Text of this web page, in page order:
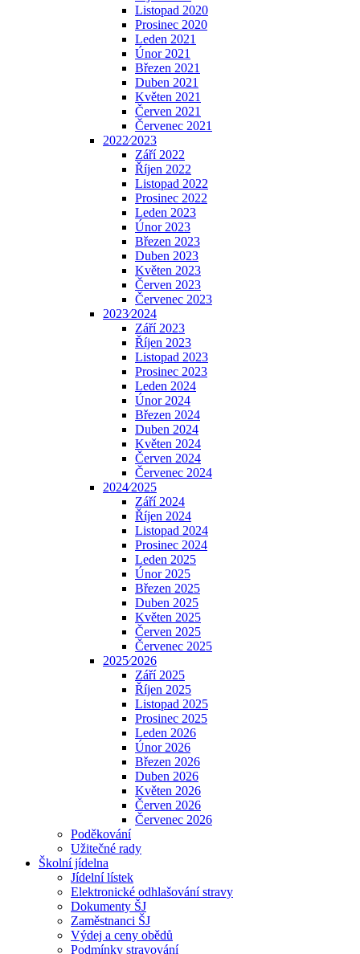
Listopad 2020
Prosinec 2020
Leden 2021
Únor 2021
Březen 2021
Duben 2021
Květen 2021
Červen 2021
Červenec 2021
2022⁄2023
Září 2022
Říjen 2022
Listopad 2022
Prosinec 2022
Leden 2023
Únor 2023
Březen 2023
Duben 2023
Květen 2023
Červen 2023
Červenec 2023
2023⁄2024
Září 2023
Říjen 2023
Listopad 2023
Prosinec 2023
Leden 2024
Únor 2024
Březen 2024
Duben 2024
Květen 2024
Červen 2024
Červenec 2024
2024⁄2025
Září 2024
Říjen 2024
Listopad 2024
Prosinec 2024
Leden 2025
Únor 2025
Březen 2025
Duben 2025
Květen 2025
Červen 2025
Červenec 2025
2025⁄2026
Září 2025
Říjen 2025
Listopad 2025
Prosinec 2025
Leden 2026
Únor 2026
Březen 2026
Duben 2026
Květen 2026
Červen 2026
Červenec 2026
Poděkování
Užitečné rady
Školní jídelna
Jídelní lístek
Elektronické odhlašování stravy
Dokumenty ŠJ
Zaměstnanci ŠJ
Výdej a ceny obědů
Podmínky stravování